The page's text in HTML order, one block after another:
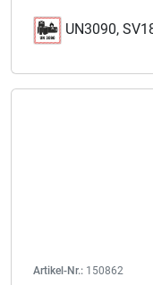
UN3090,
Artikel-Nr.: 150862